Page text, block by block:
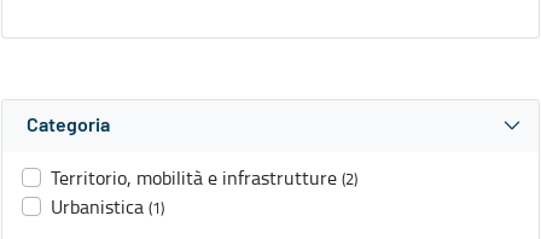
Categoria
Territorio, mobilità e infrastrutture (2)
Urbanistica (1)